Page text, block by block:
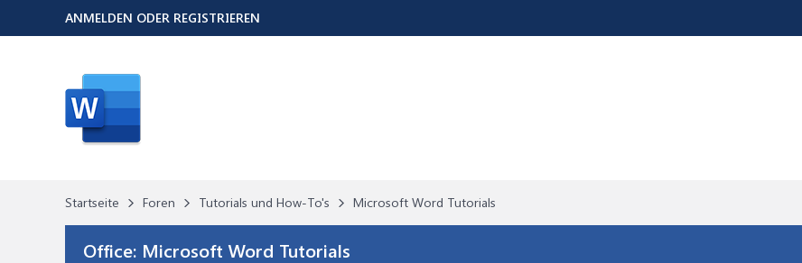
Startseite Foren Tutorials und How-To's Microsoft Word Tutorials
Office: Microsoft Word Tutorials
ANMELDEN ODER REGISTRIEREN